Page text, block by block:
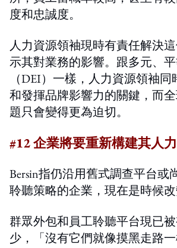
度和忠誠度。
人力資源領袖現時有責任解決
示其對業務的影響。跟多元、
（DEI）一樣，人力資源領袖
和發揮品牌影響力的關鍵，而
題只會變得更為迫切。
#12 企業將要重新構建其人
Bersin指仍沿用舊式調查平台或
聆聽策略的企業，現在是時候改
群眾外包和員工聆聽平台現已
少，「沒有它們就像摸黑走路一